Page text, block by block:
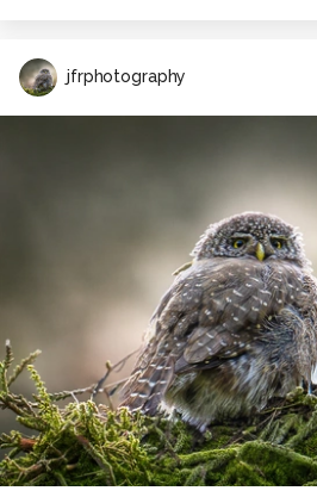
jfrphotography